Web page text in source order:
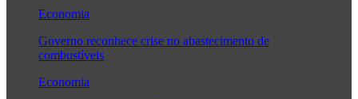
Economia
Governo reconhece crise no abastecimento de
combustíveis
Economia